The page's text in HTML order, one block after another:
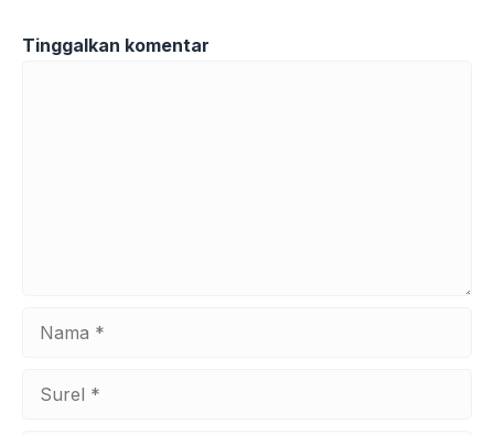
Tinggalkan komentar